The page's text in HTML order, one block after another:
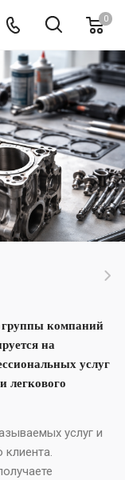
0
группы компаний
на
услуг
легкового
услуг и
клиента.